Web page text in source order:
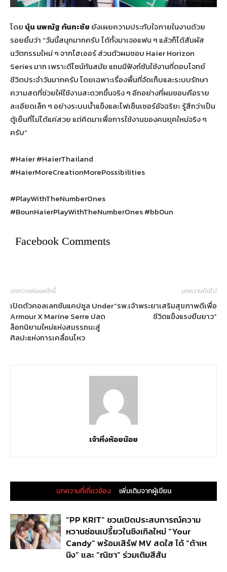
โดย บุ๋น นพณัฐ กันทะชัย ยังเผยความประทับใจภายในงานด้วย
รอยยิ้มว่า “วันนี้สนุกมากครับ ได้ทั้งมาเจอแฟน ๆ แล้วก็ได้สัมผัส
นวัตกรรมใหม่ ๆ จากไฮเออร์ ส่วนตัวผมชอบ Haier Horizon
Series มาก เพราะดีไซน์ทันสมัย แถมมีฟังก์ชันใช้งานที่ตอบโจทย์
ชีวิตประจำวันมากครับ โดยเฉพาะเรื่องพื้นที่จัดเก็บและระบบรักษา
ความสดที่ช่วยให้ใช้งานสะดวกขึ้นจริง ๆ อีกอย่างที่ผมชอบคือราย
ละเอียดเล็ก ๆ อย่างระบบน้ำแข็งและไฟเซ็นเซอร์อัจฉริยะ รู้สึกว่าเป็น
ตู้เย็นที่ไม่ได้แค่สวย แต่คิดมาเพื่อการใช้งานของคนยุคใหม่จริง ๆ
ครับ”
#Haier #HaierThailand
#HaierMoreCreationMorePossibilities
#PlayWithTheNumberOnes
#BounHaierPlayWithTheNumberOnes #bb0un
Facebook Comments
บทความก่อนหน้านี้
เปิดตัวคอลเลกชันแคปซูล Under
Armour X Marine Serre ปลด
ล็อกนิยามใหม่แห่งสมรรถนะสู่
ศิลปะแห่งการเคลื่อนไหว
บทความถัดไป
“รพ.เจ้าพระยาเสริมสุขภาพดีเพื่อ
ชีวิตแข็งแรงยืนยาว”
เจ้าหิ่งห้อยน้อย
บทความที่เกี่ยวข้อง เพิ่มเติมจากผู้เขียน
“PP KRIT” ชวนเปิดประสบการณ์ความ
หวานซ่อนเปรี้ยวในซิงเกิลใหม่ “Your
Candy” พร้อมเสิร์ฟ MV สดใส ได้ “ต้าเห
นิง” และ “ณิชา” ร่วมเติมสีสัน